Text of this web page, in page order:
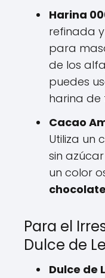
Harina
refinada
para
de los
puedes
harina de
Cacao
Utiliza un
sin
un color
chocolate
Para el
Dulce de
Dulce de